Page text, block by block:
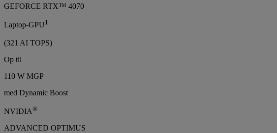
GEFORCE RTX™ 4070
Laptop-GPU1
(321 AI TOPS)
Op til
110 W MGP
med Dynamic Boost
NVIDIA®
ADVANCED OPTIMUS